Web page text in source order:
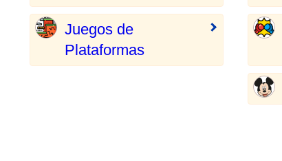
Juegos de
Plataformas